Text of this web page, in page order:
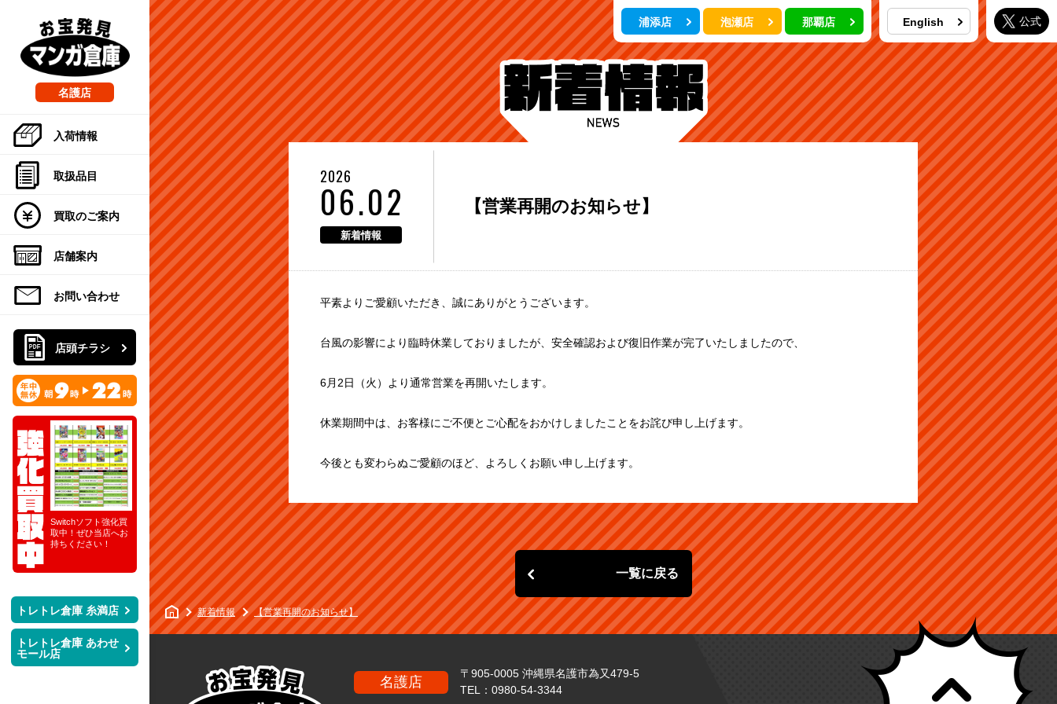
名護店
入荷情報
取扱品目
買取のご案内
店舗案内
お問い合わせ
店頭チラシ
フトまだ
ません！ぜ
お持ちくだ
Switchソフト強化買
取中！ぜひ当店へお
持ちください！
Playstation4ソフト強
化買取中！是非当店
へお持ちください！
スマートグラス買取
強化中！
VRゴーグル強化買取
中！
エアドッグ買取りま
す！
ポケセントウホク ス
ペシャルBOX売って
ください！！
レトロな目覚まし時
計探してます！
ラジカセ買取リスト
UP
レコードプレーヤー
買取強化！
METAL
STRUCTURE 解体匠
機 サザビー 強化買
取中
ホロライブ プライ
ズ買取強化！
G-SHOCK 3000円
買取保障実施中！！
使わなっくなったG-
SHOCKが自宅に眠
っていませんか？是
非、マンガ倉庫名護
店までご相談くださ
い(^^)/
まだ
ひ当
さい！
レ
トレトレ倉庫 糸満店
トレトレ倉庫 あわせ
モール店
浦添店 泡瀬店 那覇店 English 公式
2026
06.02
新着情報
【営業再開のお知らせ】
平素よりご愛顧いただき、誠にありがとうございます。
台風の影響により臨時休業しておりましたが、安全確認および復旧作業が完了いたしましたので、
6月2日（火）より通常営業を再開いたします。
休業期間中は、お客様にご不便とご心配をおかけしましたことをお詫び申し上げます。
今後とも変わらぬご愛顧のほど、よろしくお願い申し上げます。
一覧に戻る
マ
ン
新着情報 【営業再開のお知らせ】
名護店
〒905-0005 沖縄県名護市為又479-5
TEL： 0980-54-3344